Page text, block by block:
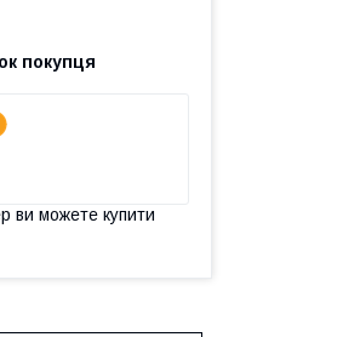
покупця
ви можете купити